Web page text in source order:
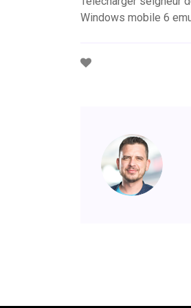
Windows mobile 6